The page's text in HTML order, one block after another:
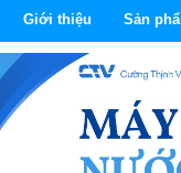
Giới thiệu Sản